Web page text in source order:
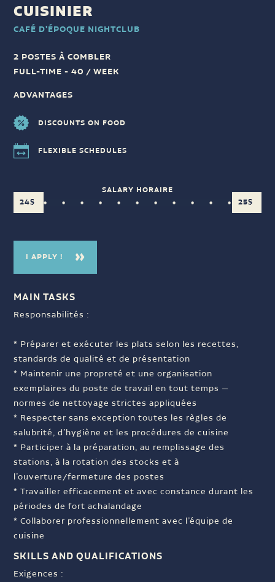
CUISINIER
CAFÉ D'ÉPOQUE NIGHTCLUB
2 POSTES À COMBLER
FULL-TIME - 40 / WEEK
ADVANTAGES
DISCOUNTS ON FOOD
FLEXIBLE SCHEDULES
24$ 25$
SALARY HORAIRE
I APPLY !
MAIN TASKS
Responsabilités :
* Préparer et exécuter les plats selon les recettes,
standards de qualité et de présentation
* Maintenir une propreté et une organisation
exemplaires du poste de travail en tout temps —
normes de nettoyage strictes appliquées
* Respecter sans exception toutes les règles de
salubrité, d’hygiène et les procédures de cuisine
* Participer à la préparation, au remplissage des
stations, à la rotation des stocks et à
l’ouverture/fermeture des postes
* Travailler efficacement et avec constance durant les
périodes de fort achalandage
* Collaborer professionnellement avec l’équipe de
cuisine
SKILLS AND QUALIFICATIONS
Exigences :